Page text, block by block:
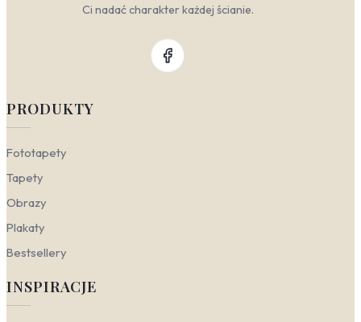
Ci nadać charakter każdej ścianie.
PRODUKTY
Fototapety
Tapety
Obrazy
Plakaty
Bestsellery
INSPIRACJE